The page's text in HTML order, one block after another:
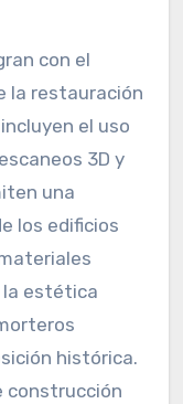
con el
la restauración
el uso
3D y
una
los edificios
la estética
histórica.
construcción